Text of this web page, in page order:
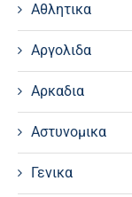
Αθλητικα
Αργολιδα
Αρκαδια
Αστυνομικα
Γενικα